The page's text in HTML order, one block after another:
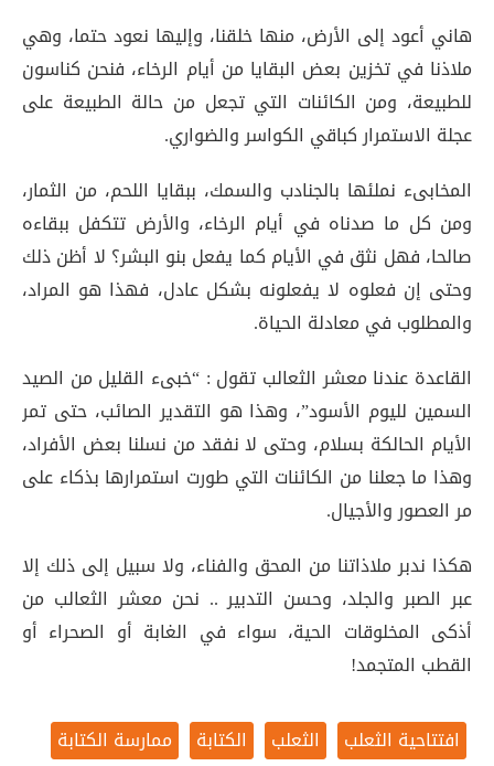
هاني أعود إلى الأرض، منها خلقنا، وإليها نعود حتما، وهي
ملاذنا في تخزين بعض البقايا من أيام الرخاء، فنحن كناسون
للطبيعة، ومن الكائنات التي تجعل من حالة الطبيعة على
عجلة الاستمرار كباقي الكواسر والضواري.
المخابىء نملئها بالجنادب والسمك، ببقايا اللحم، من الثمار،
ومن كل ما صدناه في أيام الرخاء، والأرض تتكفل ببقاءه
صالحا، فهل نثق في الأيام كما يفعل بنو البشر؟ لا أظن ذلك
وحتى إن فعلوه لا يفعلونه بشكل عادل، فهذا هو المراد،
والمطلوب في معادلة الحياة.
القاعدة عندنا معشر الثعالب تقول : “خبىء القليل من الصيد
السمين لليوم الأسود”، وهذا هو التقدير الصائب، حتى تمر
الأيام الحالكة بسلام، وحتى لا نفقد من نسلنا بعض الأفراد،
وهذا ما جعلنا من الكائنات التي طورت استمرارها بذكاء على
مر العصور والأجيال.
هكذا ندبر ملاذاتنا من المحق والفناء، ولا سبيل إلى ذلك إلا
عبر الصبر والجلد، وحسن التدبير .. نحن معشر الثعالب من
أذكى المخلوقات الحية، سواء في الغابة أو الصحراء أو
القطب المتجمد!
افتتاحية الثعلب الثعلب الكتابة ممارسة الكتابة